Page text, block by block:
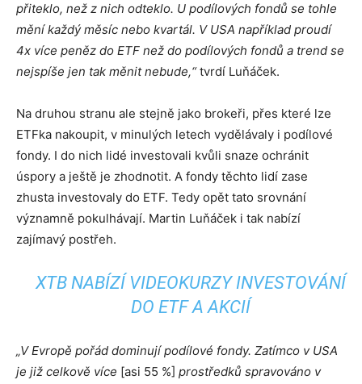
přiteklo, než z nich odteklo. U podílových fondů se tohle
mění každý měsíc nebo kvartál. V USA například proudí
4x více peněz do ETF než do podílových fondů a trend se
nejspíše jen tak měnit nebude,“tvrdí Luňáček.
Na druhou stranu ale stejně jako brokeři, přes které lze
ETFka nakoupit, v minulých letech vydělávaly i podílové
fondy. I do nich lidé investovali kvůli snaze ochránit
úspory a ještě je zhodnotit. A fondy těchto lidí zase
zhusta investovaly do ETF. Tedy opět tato srovnání
významně pokulhávají. Martin Luňáček i tak nabízí
zajímavý postřeh.
XTB NABÍZÍ VIDEOKURZY INVESTOVÁNÍ
DO ETF A AKCIÍ
„V Evropě pořád dominují podílové fondy. Zatímco v USA
je již celkově více [asi 55 %] prostředků spravováno v